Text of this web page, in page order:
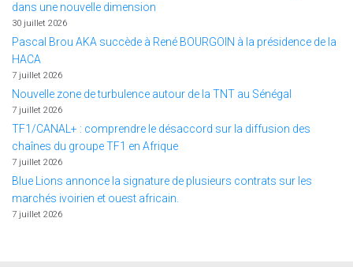
dans une nouvelle dimension
30 juillet 2026
Pascal Brou AKA succède à René BOURGOIN à la présidence de la
HACA
7 juillet 2026
Nouvelle zone de turbulence autour de la TNT au Sénégal
7 juillet 2026
TF1/CANAL+ : comprendre le désaccord sur la diffusion des
chaînes du groupe TF1 en Afrique
7 juillet 2026
Blue Lions annonce la signature de plusieurs contrats sur les
marchés ivoirien et ouest africain.
7 juillet 2026